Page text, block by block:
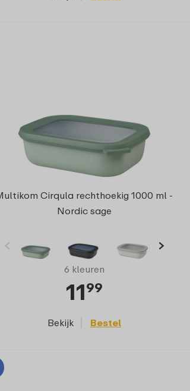
Cirqula rechthoekig 1000 ml -
Nordic sage
6 kleuren
1199
Bekijk Bestel